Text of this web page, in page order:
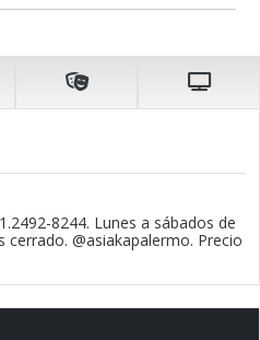
8244. Lunes a sábados de
cerrado. @asiakapalermo. Precio